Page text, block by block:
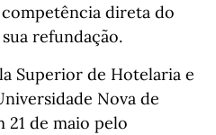
direta do
refundação.
Superior de Hotelaria e
Nova de
21 de maio pelo